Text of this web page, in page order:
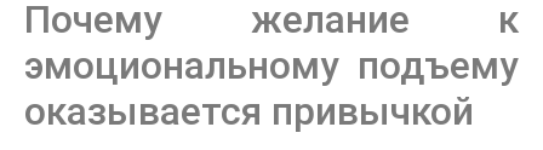
Почему желание к
эмоциональному подъему
оказывается привычкой